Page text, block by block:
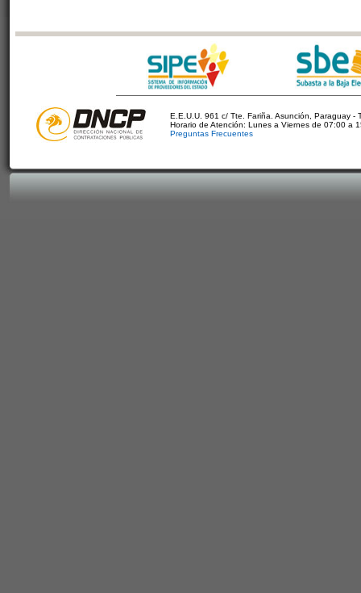
E.E.U.U. 961 c/ Tte. Fariña. Asunción, Paraguay -
Horario de Atención: Lunes a Viernes de 07:00 a
Preguntas Frecuentes